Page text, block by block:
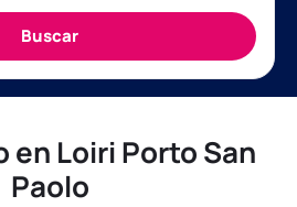
Loiri Porto San
Paolo